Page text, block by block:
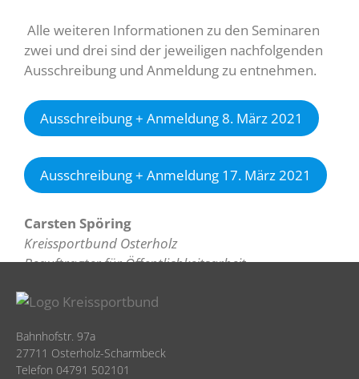
Alle weiteren Informationen zu den Seminaren
zwei und drei sind der jeweiligen nachfolgenden
Ausschreibung und Anmeldung zu entnehmen.
Ausschreibung + Anmeldung 8. März 2021
Ausschreibung + Anmeldung 17. März 2021
Carsten Spöring
Kreissportbund Osterholz
Beauftragter für Öffentlichkeitsarbeit
Bahnhofstr. 97a
27711 Osterholz-Scharmbeck
Telefon 04791 502101